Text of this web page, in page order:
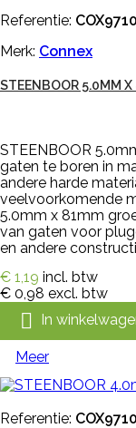
Referentie:
Merk: Connex
STEENBOOR 5.0MM X
STEENBOOR
gaten te boren in
andere harde
veelvoorkomende
5.0mm x 81mm
van gaten voor
en andere
€ 1,19 incl. btw
€ 0,98 excl. btw
 In
Meer
Referentie: